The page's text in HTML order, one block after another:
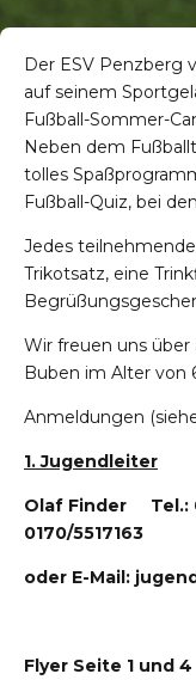
Der ESV Penzberg
auf seinem
Fußball-Sommer-
Neben dem
tolles
Fußball-Quiz, bei
Jedes
Trikotsatz, eine
Wir freuen uns
Buben im Alter von
Anmeldungen
1. Jugendleiter
Olaf Finder Tel.:
0170/5517163
oder E-Mail:
Flyer Seite 1 und 4